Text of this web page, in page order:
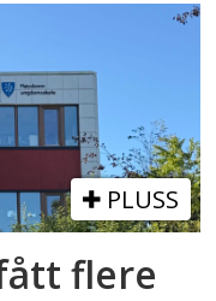
PLUSS
flere